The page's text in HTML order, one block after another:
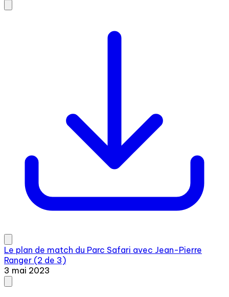
Le plan de match du Parc Safari avec Jean-Pierre
Ranger (2 de 3)
3 mai 2023